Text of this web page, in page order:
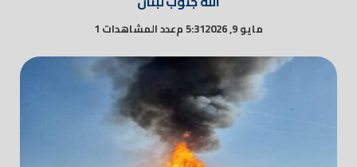
مايو 9, 2026 5:31 م عدد المشاهدات 1